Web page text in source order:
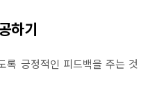
하기
록 긍정적인 피드백을 주는 것